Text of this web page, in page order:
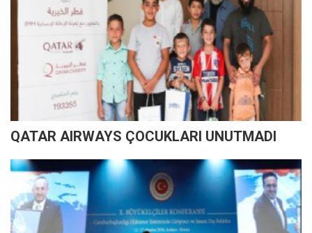
QATAR AIRWAYS ÇOCUKLARI UNUTMADI